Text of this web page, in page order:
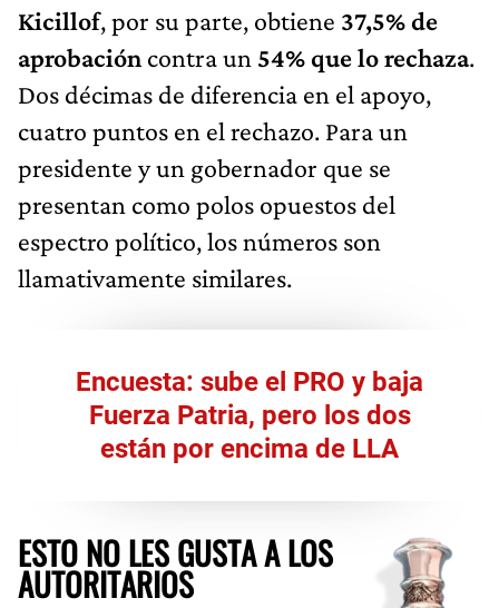
Kicillof, por su parte, obtiene 37,5% de
aprobación contra un 54% que lo rechaza.
Dos décimas de diferencia en el apoyo,
cuatro puntos en el rechazo. Para un
presidente y un gobernador que se
presentan como polos opuestos del
espectro político, los números son
llamativamente similares.
Encuesta: sube el PRO y baja
Fuerza Patria, pero los dos
están por encima de LLA
ESTO NO LES GUSTA A LOS
AUTORITARIOS